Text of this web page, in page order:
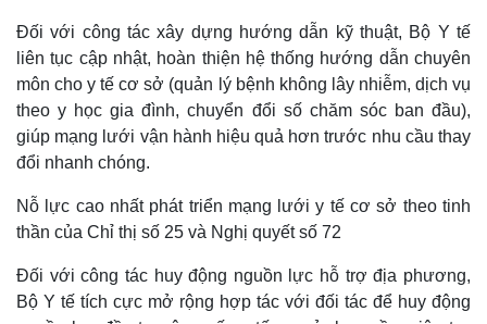
Đối với công tác xây dựng hướng dẫn kỹ thuật, Bộ Y tế
liên tục cập nhật, hoàn thiện hệ thống hướng dẫn chuyên
môn cho y tế cơ sở (quản lý bệnh không lây nhiễm, dịch vụ
theo y học gia đình, chuyển đổi số chăm sóc ban đầu),
giúp mạng lưới vận hành hiệu quả hơn trước nhu cầu thay
đổi nhanh chóng.
Nỗ lực cao nhất phát triển mạng lưới y tế cơ sở theo tinh
thần của Chỉ thị số 25 và Nghị quyết số 72
Đối với công tác huy động nguồn lực hỗ trợ địa phương,
Bộ Y tế tích cực mở rộng hợp tác với đối tác để huy động